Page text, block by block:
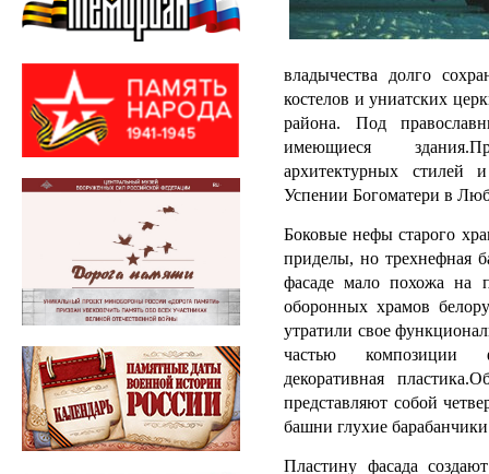
владычества долго
костелов и униатских
района. Под
имеющиеся
архитектурных
Успении Богоматери в
Боковые нефы старого
приделы, но трехнефная
фасаде мало похожа на
оборонных храмов
утратили свое
частью композиции
декоративная
представляют собой
башни глухие
Пластину фасада